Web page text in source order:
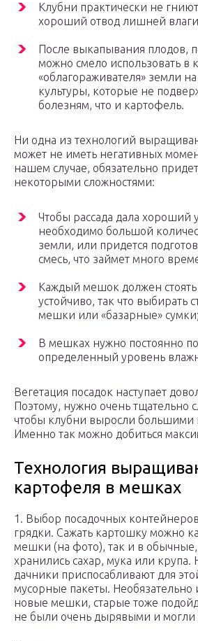
Клубни практически не
хороший отвод лишней
После выкапывания плодов,
можно смело использовать в
«облагораживателя» земли
культуры, которые не
болезням, что и картофель.
Ни одна из технологий
может не иметь негативных
нашем случае, обязательно
некоторыми сложностями:
Чтобы рассада дала хороший
необходимо большой
земли, или придется
смесь, что займет много
Каждый мешок должен
устойчиво, так что выбирать
мешки или «базарные» сумки;
В мешках нужно постоянно
определенный уровень
Вегетация посадок наступает
Поэтому, нужно очень тщательно
чтобы клубни выросли большими
Именно так можно добиться
Технология
картофеля в мешках
1. Выбор посадочных
грядки. Сажать картошку можно
мешки (на фото), так и в
хранились сахар, мука или крупа.
дачники приспосабливают для
мусорные пакеты. Необязательно
новые мешки, старые тоже
не были очень дырявыми и могли